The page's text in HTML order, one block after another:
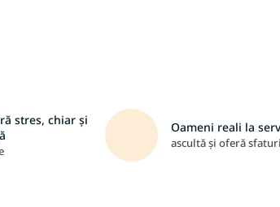
stres, chiar și
Oameni reali la
ascultă și oferă sfaturi